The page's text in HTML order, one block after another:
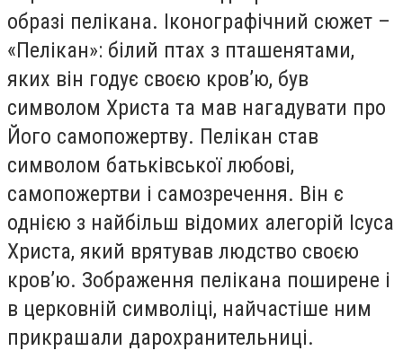
образі пелікана. Іконографічний сюжет –
«Пелікан»: білий птах з пташенятами,
яких він годує своєю кров’ю, був
символом Христа та мав нагадувати про
Його самопожертву. Пелікан став
символом батьківської любові,
самопожертви і самозречення. Він є
однією з найбільш відомих алегорій Ісуса
Христа, який врятував людство своєю
кров’ю. Зображення пелікана поширене і
в церковній символіці, найчастіше ним
прикрашали дарохранительниці.